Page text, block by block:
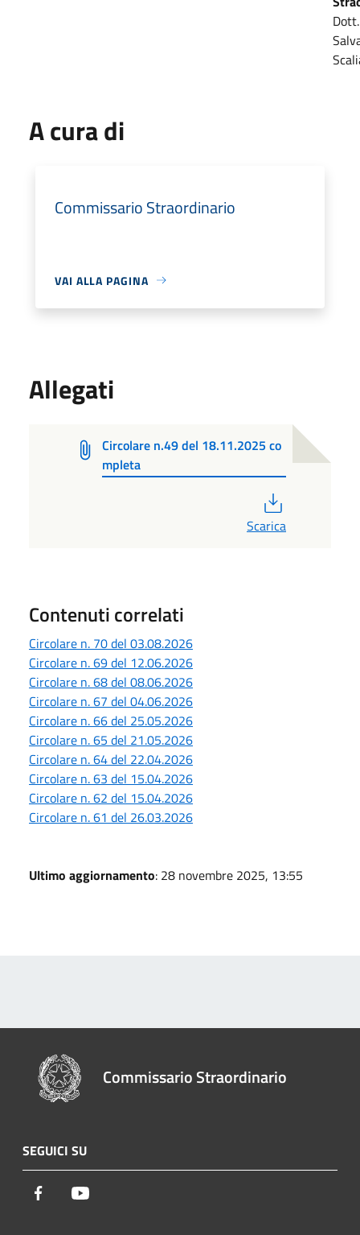
Dott.
A cura di
Commissario Straordinario
VAI ALLA PAGINA
Allegati
Circolare n.49 del 18.11.2025 co
mpleta
Scarica
Contenuti correlati
Circolare n. 70 del 03.08.2026
Circolare n. 69 del 12.06.2026
Circolare n. 68 del 08.06.2026
Circolare n. 67 del 04.06.2026
Circolare n. 66 del 25.05.2026
Circolare n. 65 del 21.05.2026
Circolare n. 64 del 22.04.2026
Circolare n. 63 del 15.04.2026
Circolare n. 62 del 15.04.2026
Circolare n. 61 del 26.03.2026
Ultimo aggiornamento: 28 novembre 2025, 13:55
Commissario Straordinario
SEGUICI SU
Facebook